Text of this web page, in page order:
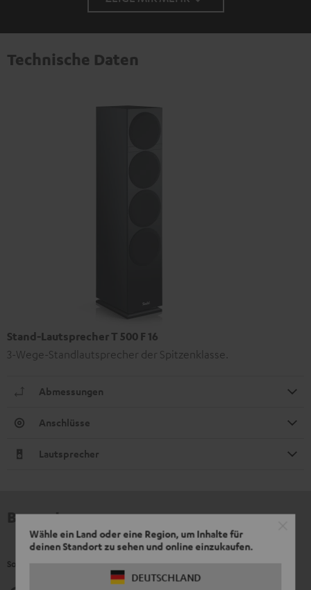
Wähle ein Land oder eine Region, um Inhalte für
deinen Standort zu sehen und online einzukaufen.
DEUTSCHLAND
Technische Daten
Stand-Lautsprecher T 500 F 16
3-Wege-Standlautsprecher der Spitzenklasse.
Abmessungen
Anschlüsse
Lautsprecher
Bewertungen
So bewerten Kunden dieses Produkt